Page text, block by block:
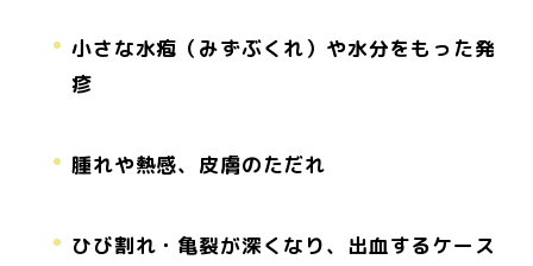
小さな水疱（みずぶくれ）や水分をもった発
疹
腫れや熱感、皮膚のただれ
ひび割れ・亀裂が深くなり、出血するケース